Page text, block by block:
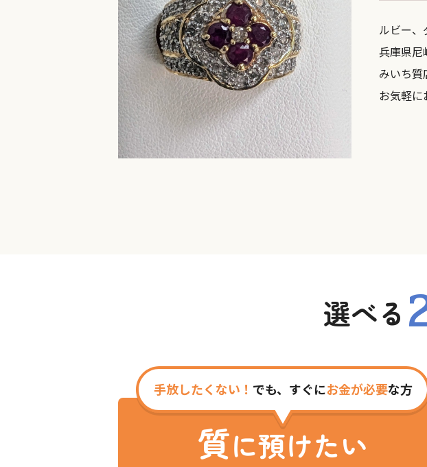
ルビー、
兵庫県尼
みいち質
お気軽に
選べる
手放したくない！ でも、すぐにお金が必要な方
質に預けたい